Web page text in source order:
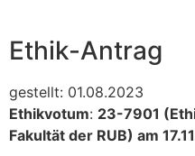
Ethik-Antrag
gestellt: 01.08.2023
Ethikvotum: 23-7901
Fakultät der RUB) am